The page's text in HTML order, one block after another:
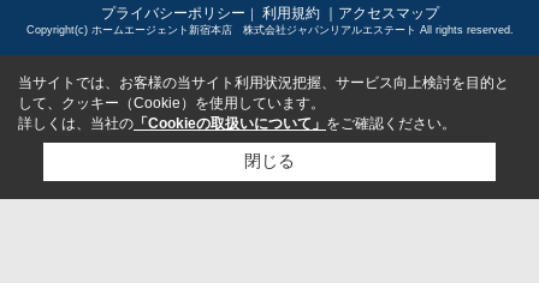
プライバシーポリシー 利用規約 ｜アクセスマップ
Copyright(c) ホームエージェント新宿本店 株式会社ジャパンリアルエステート All rights reserved.
当サイトでは、お客様の当サイト利用状況把握、サービス向上検討を目的と
して、クッキー（Cookie）を使用しています。
詳しくは、当社の 「Cookieの取扱いについて」 をご確認ください。
閉じる